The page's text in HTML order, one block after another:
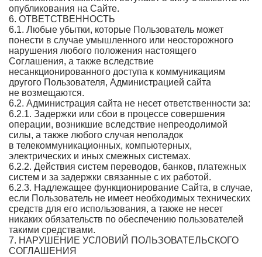
опубликования на Сайте.
6. ОТВЕТСТВЕННОСТЬ
6.1. Любые убытки, которые Пользователь может
понести в случае умышленного или неосторожного
нарушения любого положения настоящего
Соглашения, а также вследствие
несанкционированного доступа к коммуникациям
другого Пользователя, Администрацией сайта
не возмещаются.
6.2. Администрация сайта не несет ответственности за:
6.2.1. Задержки или сбои в процессе совершения
операции, возникшие вследствие непреодолимой
силы, а также любого случая неполадок
в телекоммуникационных, компьютерных,
электрических и иных смежных системах.
6.2.2. Действия систем переводов, банков, платежных
систем и за задержки связанные с их работой.
6.2.3. Надлежащее функционирование Сайта, в случае,
если Пользователь не имеет необходимых технических
средств для его использования, а также не несет
никаких обязательств по обеспечению пользователей
такими средствами.
7. НАРУШЕНИЕ УСЛОВИЙ ПОЛЬЗОВАТЕЛЬСКОГО
СОГЛАШЕНИЯ